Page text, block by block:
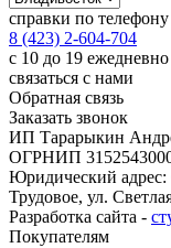
справки по телефону
8 (423) 2-604-704
с 10 до 19 ежедневно
связаться с нами
Обратная связь
Заказать звонок
ИП Тарарыкин
ОГРНИП
Юридический адрес:
Трудовое, ул.
Разработка сайта -
Покупателям